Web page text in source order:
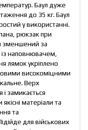
Баул дуже
до 35 кг. Баул
у використанні.
рюкзак при
зменшений за
наповнювачем,
лямок укріплено
високоміцними
Верх
і замикається
матеріали та
та
для військових